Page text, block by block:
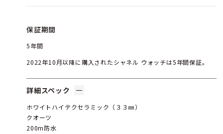
保証期間
5年間
2022年10月以降に購入されたシャネル ウォッチは5年間保証。
詳細スペック
ホワイトハイテクセラミック（３３㎜）
クオーツ
200m防水